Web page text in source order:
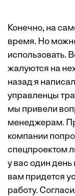
Конечно, на
время. Но
использовать.
жалуются на
назад я написал
управленцы
мы привели
менеджерам.
компании
спецпроектом
у вас один
вам придется
работу.